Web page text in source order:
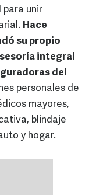
para unir
Hace
su propio
integral
del
personales de
mayores,
blindaje
y hogar.